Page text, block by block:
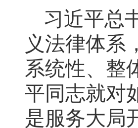
习近平总
义法律体系
系统性、整
平同志就对
是服务大局